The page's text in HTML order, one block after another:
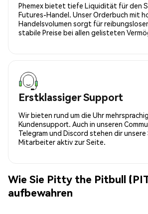
Phemex bietet tiefe Liquidität für den
Futures-Handel. Unser Orderbuch mit
Handelsvolumen sorgt für
stabile Preise bei allen gelisteten
Erstklassiger Support
Wir bieten rund um die Uhr
Kundensupport. Auch in unseren
Telegram und Discord stehen dir
Mitarbeiter aktiv zur Seite.
Wie Sie Pitty the Pitbull
aufbewahren